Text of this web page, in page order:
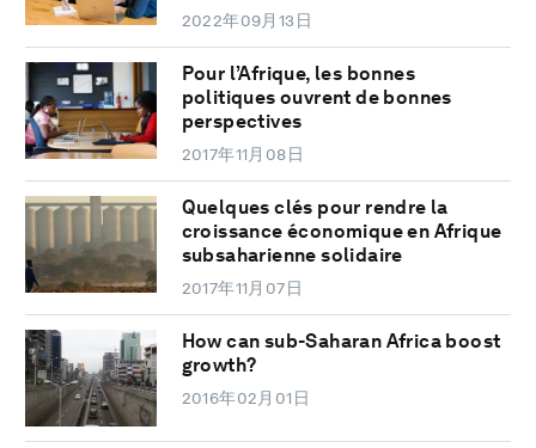
2022年09月13日
Pour l’Afrique, les bonnes
politiques ouvrent de bonnes
perspectives
2017年11月08日
Quelques clés pour rendre la
croissance économique en Afrique
subsaharienne solidaire
2017年11月07日
How can sub-Saharan Africa boost
growth?
2016年02月01日